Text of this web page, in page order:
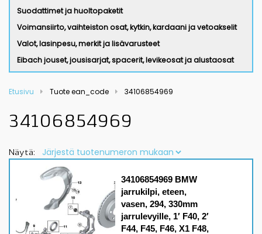
Suodattimet ja huoltopaketit
Voimansiirto, vaihteiston osat, kytkin, kardaani ja vetoakselit
Valot, lasinpesu, merkit ja lisävarusteet
Eibach jouset, jousisarjat, spacerit, levikeosat ja alustaosat
Etusivu Tuote ean_code 34106854969
34106854969
Näytä:
34106854969 BMW
jarrukilpi, eteen,
vasen, 294, 330mm
jarrulevyille, 1′ F40, 2′
F44, F45, F46, X1 F48,